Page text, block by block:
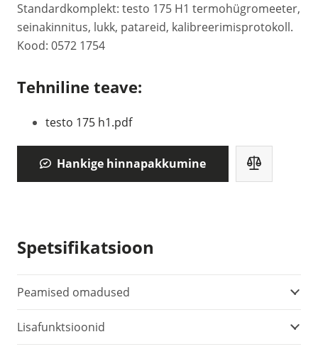
Standardkomplekt: testo 175 H1 termohügromeeter,
seinakinnitus, lukk, patareid, kalibreerimisprotokoll.
Kood: 0572 1754
Tehniline teave:
testo 175 h1.pdf
Hankige hinnapakkumine
Spetsifikatsioon
Peamised omadused
Lisafunktsioonid